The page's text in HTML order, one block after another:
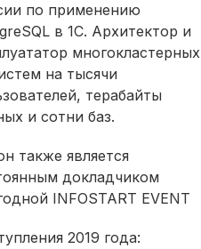
по применению
в 1С. Архитектор и
многокластерных
на тысячи
терабайты
и сотни баз.
также является
докладчиком
INFOSTART EVENT
2019 года: